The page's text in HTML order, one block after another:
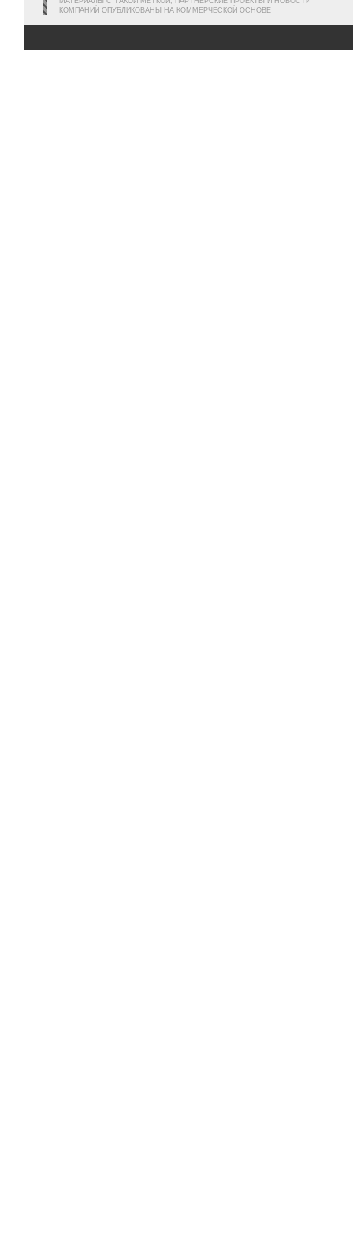
КОМПАНИЙ ОПУБЛИКОВАНЫ НА КОММЕРЧЕСКОЙ ОСНОВЕ